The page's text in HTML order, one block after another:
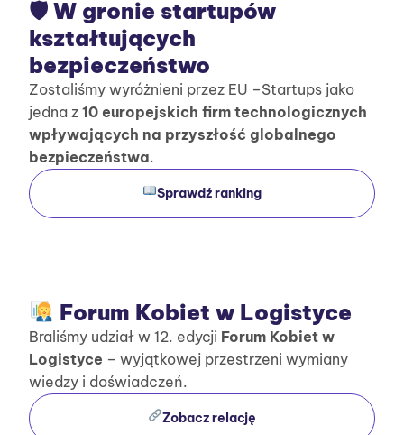
🛡 W gronie startupów
kształtujących
bezpieczeństwo
Zostaliśmy wyróżnieni przez EU –Startups jako
jedna z 10 europejskich firm technologicznych
wpływających na przyszłość globalnego
bezpieczeństwa.
Sprawdź ranking
Forum Kobiet w Logistyce
Braliśmy udział w 12. edycji Forum Kobiet w
Logistyce – wyjątkowej przestrzeni wymiany
wiedzy i doświadczeń.
Zobacz relację